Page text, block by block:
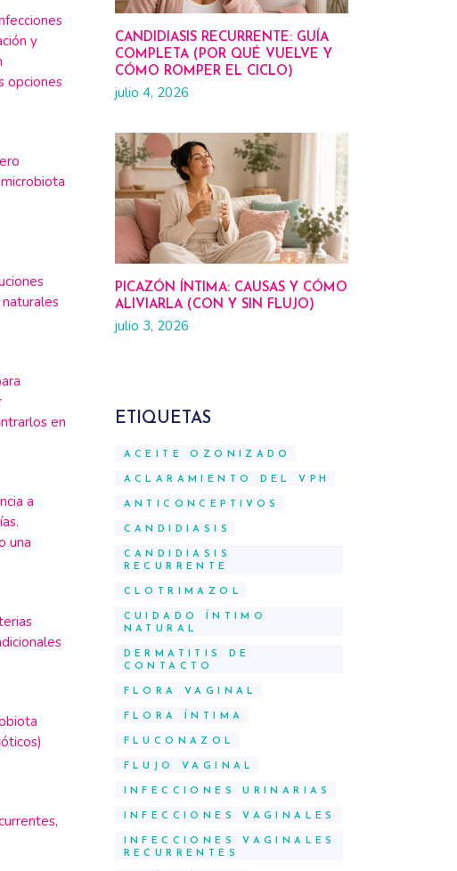
y
opciones
en
a
una
CANDIDIASIS RECURRENTE: GUÍA
COMPLETA (POR QUÉ VUELVE Y
CÓMO ROMPER EL CICLO)
julio 4, 2026
PICAZÓN ÍNTIMA: CAUSAS Y CÓMO
ALIVIARLA (CON Y SIN FLUJO)
julio 3, 2026
ETIQUETAS
ACEITE OZONIZADO
ACLARAMIENTO DEL VPH
ANTICONCEPTIVOS
CANDIDIASIS
CANDIDIASIS
RECURRENTE
CLOTRIMAZOL
CUIDADO ÍNTIMO
NATURAL
DERMATITIS DE
CONTACTO
FLORA VAGINAL
FLORA ÍNTIMA
FLUCONAZOL
FLUJO VAGINAL
INFECCIONES URINARIAS
INFECCIONES VAGINALES
INFECCIONES VAGINALES
RECURRENTES